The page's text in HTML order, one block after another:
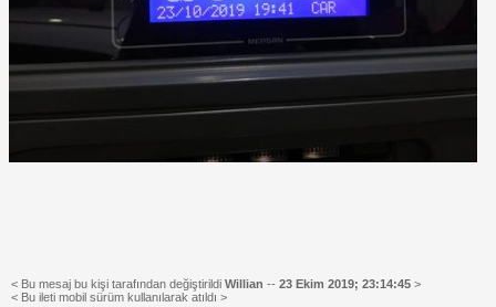
< Bu mesaj bu kişi tarafından değiştirildi Willian -- 23 Ekim 2019; 23:14:45 >
< Bu ileti mobil sürüm kullanılarak atıldı >